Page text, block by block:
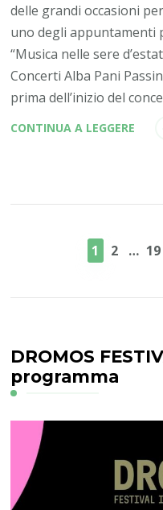
delle grandi occasioni
uno degli appuntamenti
“Musica nelle sere
Concerti Alba Pani
prima dell’inizio del
CONTINUA A LEGGERE
PAGINA
1 PAGINA
2 … 19
DROMOS
programma